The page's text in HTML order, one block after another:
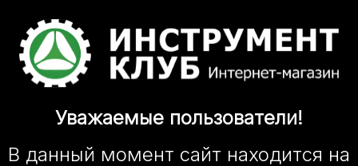
Уважаемые пользователи!
В данный момент сайт находится на